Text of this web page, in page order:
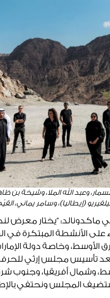
وعبد الله الملا، وشيخة بن
(إيطاليا)، وسامر يماني،
“يختار معرض
الأنشطة المبتكرة في
وخاصة دولة
تأسيس مجلس إرثي للحرف
وشمال أفريقيا، وجنوب
نستضيف المجلس ونحتفي